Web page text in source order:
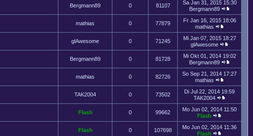
Bergmann89 0 81107
Sa Jan 31, 2015 15:30
Bergmann89
mathias 0 77879
Fr Jan 16, 2015 18:06
mathias
glAwesome 0 71245
Mi Jan 07, 2015 18:27
glAwesome
Bergmann89 0 81728
Mi Okt 01, 2014 19:02
Bergmann89
mathias 0 82726
So Sep 21, 2014 17:27
mathias
TAK2004 0 73502
Di Jul 22, 2014 19:59
TAK2004
Flash 0 99662
Mo Jun 02, 2014 11:50
Flash
Flash 0 107698
Mo Jun 02, 2014 11:36
Flash